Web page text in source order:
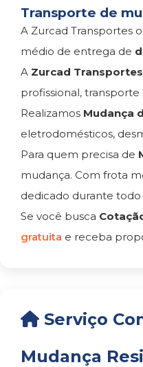
Transporte de
A Zurcad Transportes
médio de entrega de
A Zurcad Transportes
profissional,
Realizamos Mudança
eletrodomésticos,
Para quem precisa de
mudança. Com frota
dedicado durante todo
Se você busca
gratuita e receba
Serviço
Mudança